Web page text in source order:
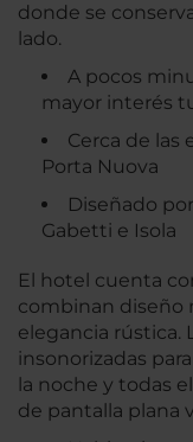
donde se
lado.
A pocos
mayor interés
Cerca de las
Porta Nuova
Diseñado
Gabetti e Isola
El hotel cuenta
combinan diseño
elegancia rústica.
insonorizadas
la noche y todas
de pantalla plana